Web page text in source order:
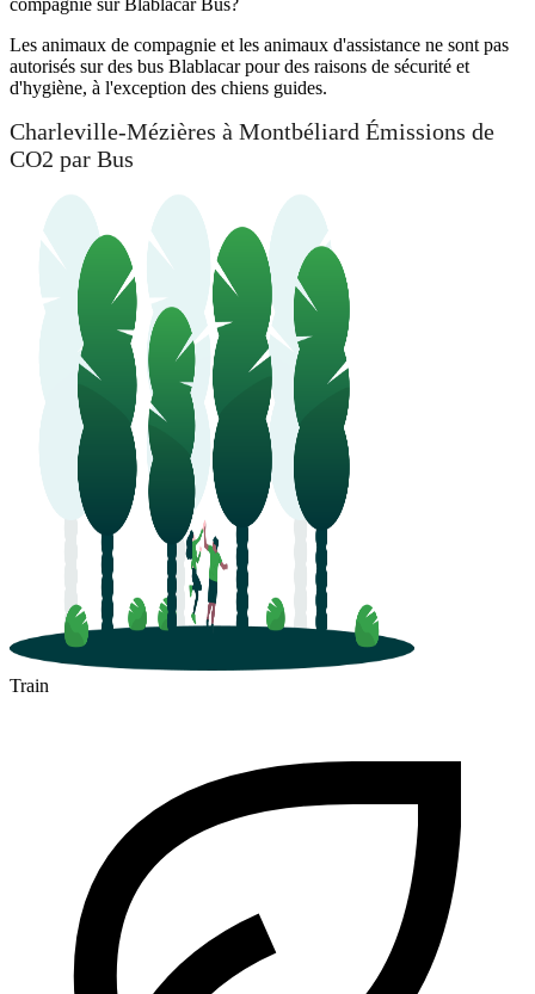
Les animaux de compagnie et les animaux d'assistance ne sont pas
autorisés sur des bus Blablacar pour des raisons de sécurité et
d'hygiène, à l'exception des chiens guides.
Charleville-Mézières à Montbéliard Émissions de
CO2 par Bus
Train